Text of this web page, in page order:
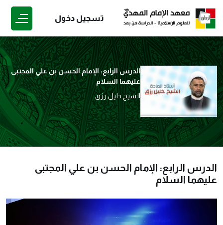
تسجيل دخول
الدرس الرابع: الإمام الحسن بن علي المجتبى
عليهما السلام
الشيخ خليل رزق
الدرس الرابع: الإمام الحسن بن علي المجتبى
عليهما السلام